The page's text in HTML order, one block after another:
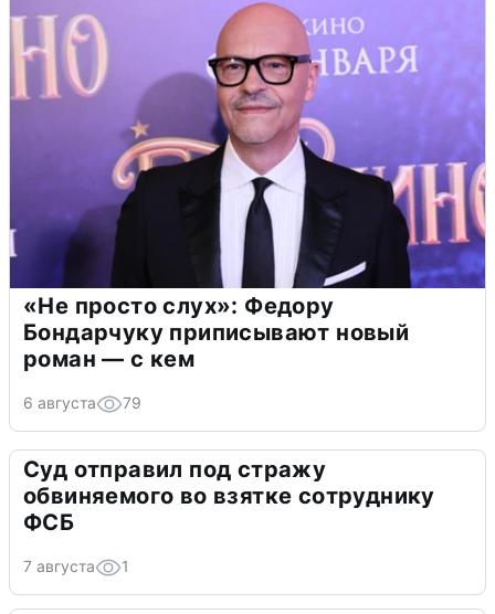
«Не просто слух»: Федору
Бондарчуку приписывают новый
роман — с кем
6 августа 79
Суд отправил под стражу
обвиняемого во взятке сотруднику
ФСБ
7 августа 1